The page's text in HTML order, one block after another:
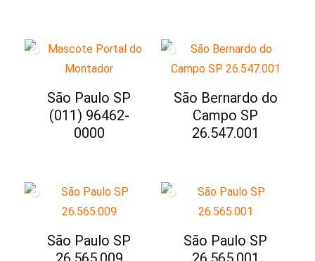
São Paulo SP
(011) 96462-
0000
São Bernardo do
Campo SP
26.547.001
São Paulo SP
São Paulo SP